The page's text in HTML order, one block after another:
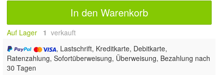
In den Warenkorb
Auf Lager 1 verkauft
, Lastschrift, Kreditkarte, Debitkarte,
Ratenzahlung, Sofortüberweisung, Überweisung, Bezahlung nach
30 Tagen